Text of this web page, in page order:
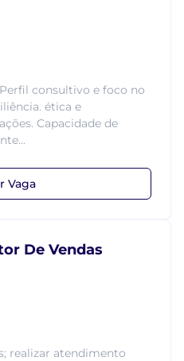
consultivo e foco no
ética e
Capacidade de
Vaga
De Vendas
realizar atendimento